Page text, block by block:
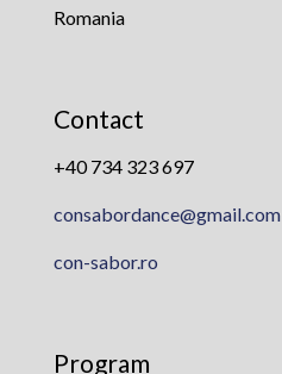
Romania
Contact
+40 734 323 697
consabordance@gmail.com
con-sabor.ro
Program